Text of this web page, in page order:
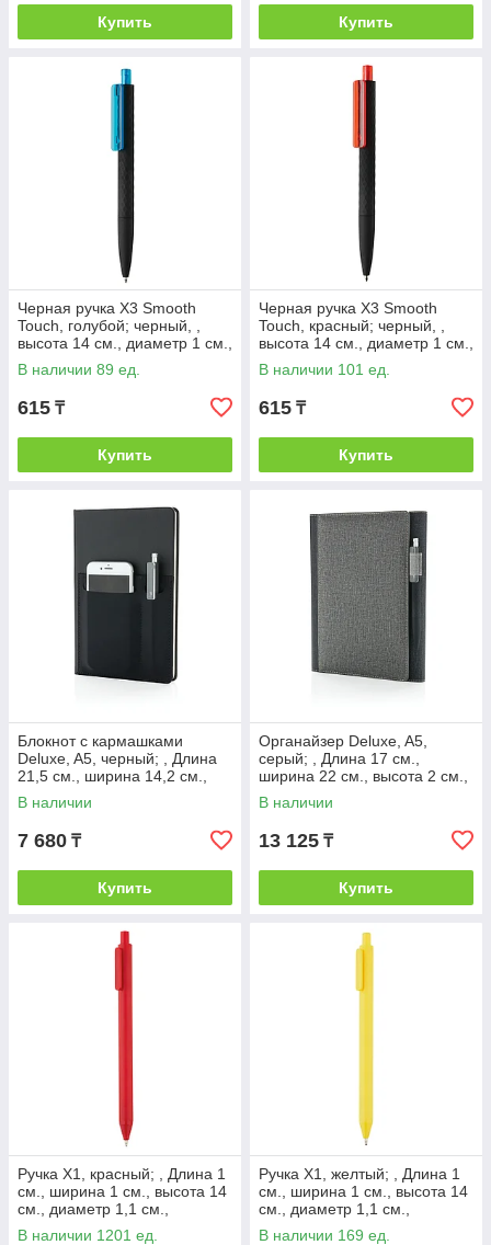
Купить Купить
Черная ручка X3 Smooth
Touch, голубой; черный, ,
высота 14 см., диаметр 1 см.,
P610.975
В наличии 89 ед.
615 ₸
Купить
Черная ручка X3 Smooth
Touch, красный; черный, ,
высота 14 см., диаметр 1 см.,
P610.974
В наличии 101 ед.
615 ₸
Купить
Блокнот с кармашками
Deluxe, A5, черный; , Длина
21,5 см., ширина 14,2 см.,
высота 1,5 см., диаметр 0
см.,
В наличии
7 680 ₸
Купить
Органайзер Deluxe, A5,
серый; , Длина 17 см.,
ширина 22 см., высота 2 см.,
диаметр 0 см., P773.082
В наличии
13 125 ₸
Купить
Ручка X1, красный; , Длина 1
см., ширина 1 см., высота 14
см., диаметр 1,1 см.,
P610.814
В наличии 1201 ед.
Ручка X1, желтый; , Длина 1
см., ширина 1 см., высота 14
см., диаметр 1,1 см.,
P610.816
В наличии 169 ед.